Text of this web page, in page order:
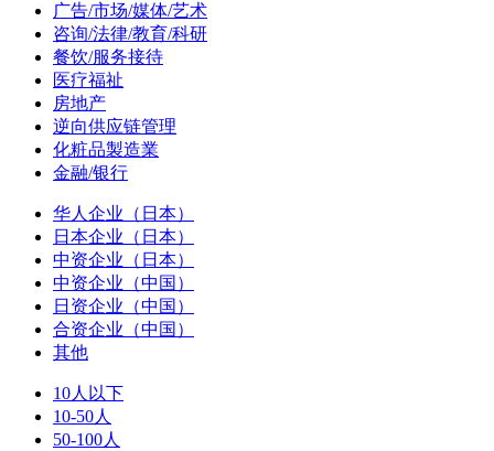
广告/市场/媒体/艺术
咨询/法律/教育/科研
餐饮/服务接待
医疗福祉
房地产
逆向供应链管理
化粧品製造業
金融/银行
华人企业（日本）
日本企业（日本）
中资企业（日本）
中资企业（中国）
日资企业（中国）
合资企业（中国）
其他
10人以下
10-50人
50-100人